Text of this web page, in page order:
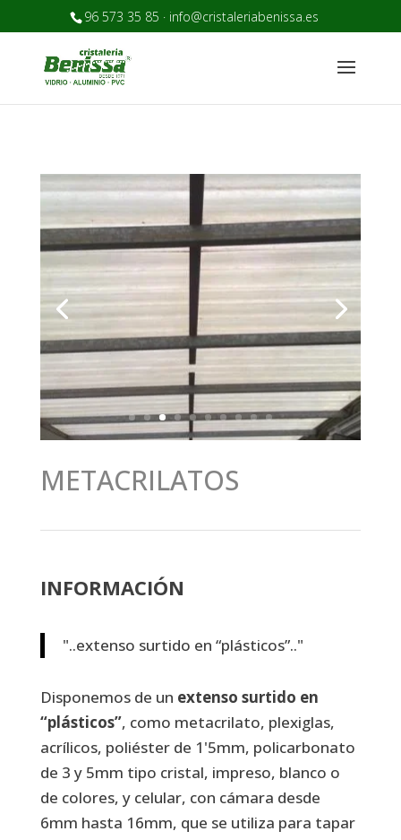
96 573 35 85 · info@cristaleriabenissa.es
METACRILATOS
INFORMACIÓN
"..extenso surtido en “plásticos”.."
Disponemos de un extenso surtido en
“plásticos”, como metacrilato, plexiglas,
acrílicos, poliéster de 1'5mm, policarbonato
de 3 y 5mm tipo cristal, impreso, blanco o
de colores, y celular, con cámara desde
6mm hasta 16mm, que se utiliza para tapar